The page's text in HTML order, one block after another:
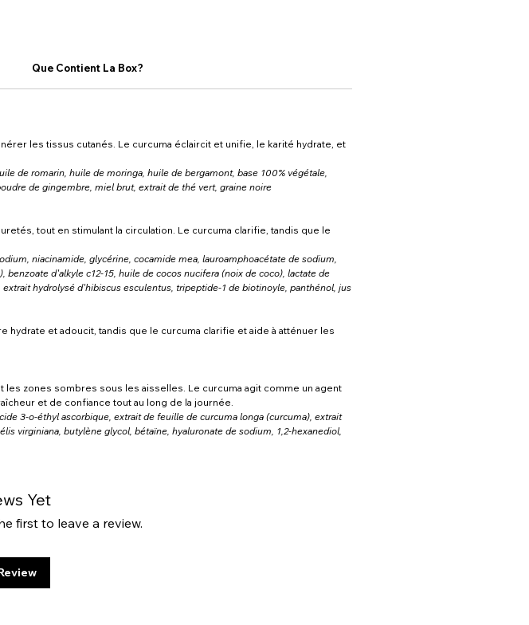
Que Contient La Box?
les tissus cutanés. Le curcuma éclaircit et unifie, le karité hydrate, et
de romarin, huile de moringa, huile de bergamont, base 100% végétale,
de gingembre, miel brut, extrait de thé vert, graine noire
tout en stimulant la circulation. Le curcuma clarifie, tandis que le
niacinamide, glycérine, cocamide mea, lauroamphoacétate de sodium,
d'alkyle c12-15, huile de cocos nucifera (noix de coco), lactate de
hydrolysé d'hibiscus esculentus, tripeptide-1 de biotinoyle, panthénol, jus
et adoucit, tandis que le curcuma clarifie et aide à atténuer les
zones sombres sous les aisselles. Le curcuma agit comme un agent
et de confiance tout au long de la journée.
3-o-éthyl ascorbique, extrait de feuille de curcuma longa (curcuma), extrait
virginiana, butylène glycol, bétaïne, hyaluronate de sodium, 1,2-hexanediol,
Yet
first to leave a review.